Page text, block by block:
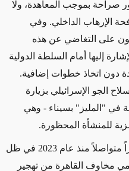
صراحة بموجب المعاهدة، ولا
الإرهاب الداخلي. وفي
على التغاضي عن هذه
إليها أمام السلطة الدولية
دون اتخاذ خطوات إضافية.
الجو الإسرائيلي بزيارة
في "المليز" بسيناء - وهي
للمنشأة المحظورة.
إلا أن العلاقات الثنائية شهدت تدهوراً متواصلاً منذ عام 2023 في ظل
مخاوف القاهرة من تهجير